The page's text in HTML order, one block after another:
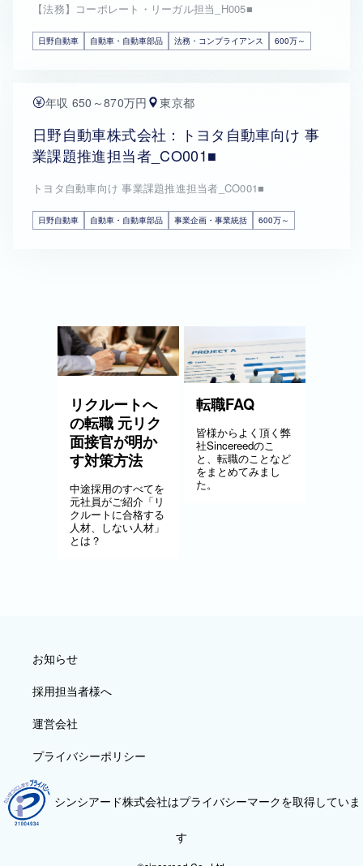
【法務】コーポレート・リーガル担当_H005■
日野自動車 自動車・自動車部品 法務・コンプライアンス 600万～
年収 650～870万円 東京都
日野自動車株式会社：トヨタ自動車向け 事
業課題推進担当者_CO001■
トヨタ自動車向け 事業課題推進担当者_CO001■
日野自動車 自動車・自動車部品 事業企画・事業統括 600万～
リクルートへ
の転職 元リク
面接官が明か
す対策方法
中途採用のすべてを
元社員がご紹介「リ
クルートに合格する
人材、しない人材」
とは？
転職FAQ
皆様からよく頂く弊
社Sincereedのこ
と、転職のことなど
をまとめてみまし
た。
お知らせ
採用担当者様へ
運営会社
プライバシーポリシー
シンシアード株式会社はプライバシーマークを取得していま
す